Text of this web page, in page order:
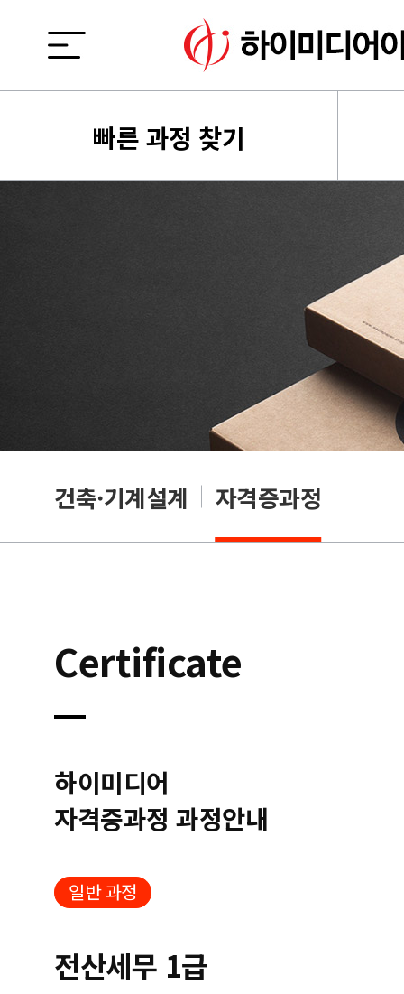
빠른 과정 찾기
건축·기계설계 자격증과정
Certificate
하이미디어
자격증과정 과정안내
일반 과정
전산세무 1급